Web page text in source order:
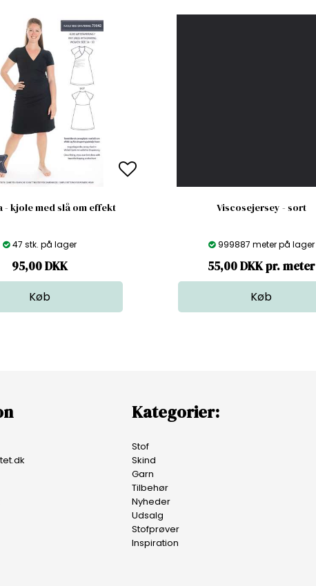
- kjole med slå om effekt
47 stk. på lager
95,00DKK
Viscosejersey - sort
999887 meter på lager
55,00 DKK pr. meter
Kategorier:
Stof
Skind
Garn
Tilbehør
Nyheder
Udsalg
Stofprøver
Inspiration